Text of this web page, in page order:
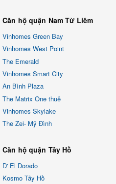
Căn hộ quận Nam Từ Liêm
Vinhomes Green Bay
Vinhomes West Point
The Emerald
Vinhomes Smart City
An Bình Plaza
The Matrix One thuê
Vinhomes Skylake
The Zei- Mỹ Đình
Căn hộ quận Tây Hồ
D' El Dorado
Kosmo Tây Hồ